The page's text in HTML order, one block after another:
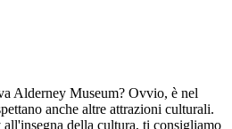
Alderney Museum? Ovvio, è nel
anche altre attrazioni culturali.
della cultura, ti consigliamo